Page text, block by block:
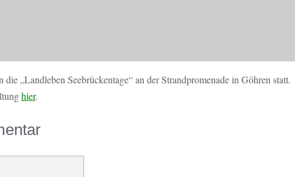
„Landleben Seebrückentage“ an der Strandpromenade in Göhren statt.
hier.